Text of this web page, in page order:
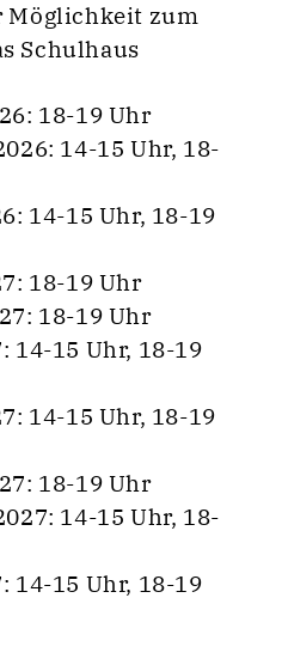
Möglichkeit zum
Schulhaus
18-19 Uhr
14-15 Uhr, 18-
14-15 Uhr, 18-19
18-19 Uhr
18-19 Uhr
14-15 Uhr, 18-19
14-15 Uhr, 18-19
18-19 Uhr
14-15 Uhr, 18-
14-15 Uhr, 18-19